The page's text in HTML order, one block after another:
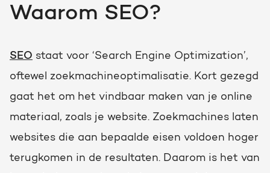
AI services
Modules & templates
Haal alles uit je HubSpot licentie
Zoek
Waarom SEO?
SEO staat voor ‘Search Engine Optimization’,
oftewel zoekmachineoptimalisatie. Kort gezegd
gaat het om het vindbaar maken van je online
materiaal, zoals je website. Zoekmachines laten
websites die aan bepaalde eisen voldoen hoger
terugkomen in de resultaten. Daarom is het van